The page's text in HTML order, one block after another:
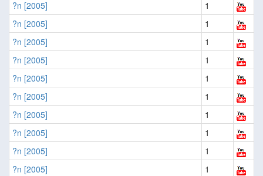
?n [2005]
1
?n [2005]
1
?n [2005]
1
?n [2005]
1
?n [2005]
1
?n [2005]
1
?n [2005]
1
?n [2005]
1
?n [2005]
1
?n [2005]
1